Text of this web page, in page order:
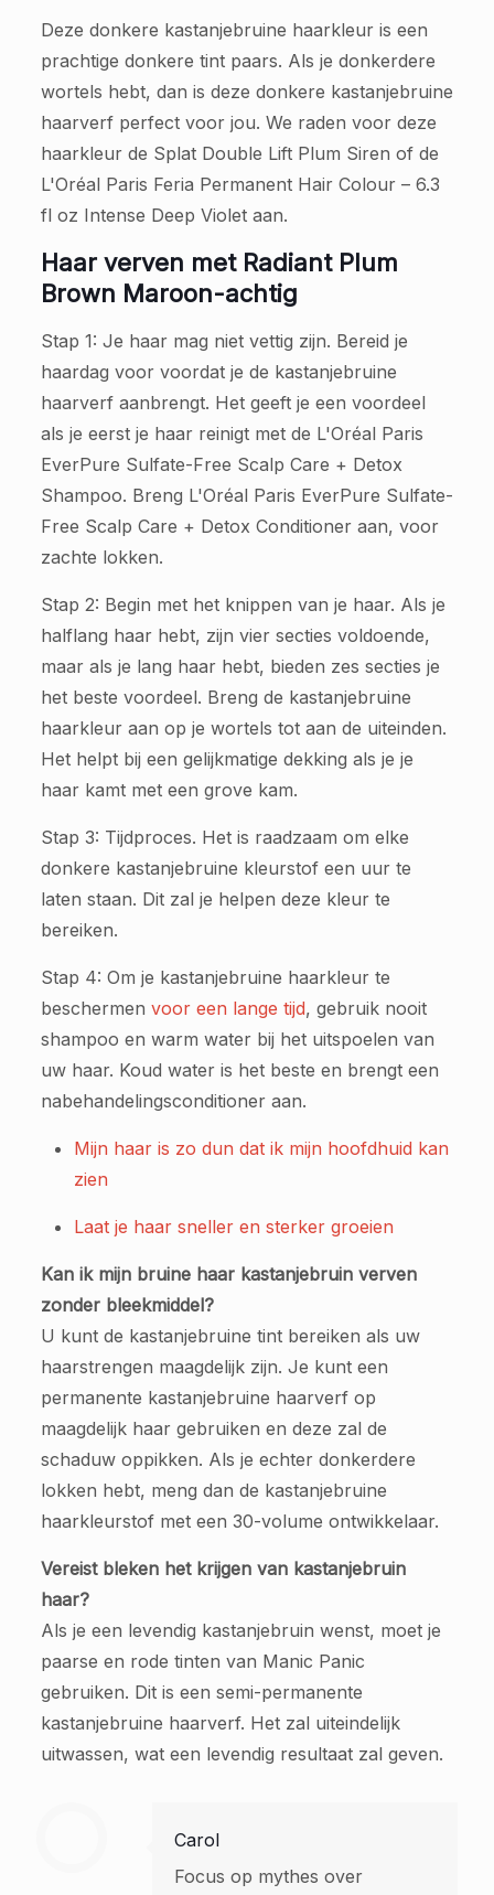
Deze donkere kastanjebruine haarkleur is een
prachtige donkere tint paars. Als je donkerdere
wortels hebt, dan is deze donkere kastanjebruine
haarverf perfect voor jou. We raden voor deze
haarkleur de Splat Double Lift Plum Siren of de
L'Oréal Paris Feria Permanent Hair Colour – 6.3
fl oz Intense Deep Violet aan.
Haar verven met Radiant Plum
Brown Maroon-achtig
Stap 1: Je haar mag niet vettig zijn. Bereid je
haardag voor voordat je de kastanjebruine
haarverf aanbrengt. Het geeft je een voordeel
als je eerst je haar reinigt met de L'Oréal Paris
EverPure Sulfate-Free Scalp Care + Detox
Shampoo. Breng L'Oréal Paris EverPure Sulfate-
Free Scalp Care + Detox Conditioner aan, voor
zachte lokken.
Stap 2: Begin met het knippen van je haar. Als je
halflang haar hebt, zijn vier secties voldoende,
maar als je lang haar hebt, bieden zes secties je
het beste voordeel. Breng de kastanjebruine
haarkleur aan op je wortels tot aan de uiteinden.
Het helpt bij een gelijkmatige dekking als je je
haar kamt met een grove kam.
Stap 3: Tijdproces. Het is raadzaam om elke
donkere kastanjebruine kleurstof een uur te
laten staan. Dit zal je helpen deze kleur te
bereiken.
Stap 4: Om je kastanjebruine haarkleur te
beschermen voor een lange tijd, gebruik nooit
shampoo en warm water bij het uitspoelen van
uw haar. Koud water is het beste en brengt een
nabehandelingsconditioner aan.
Mijn haar is zo dun dat ik mijn hoofdhuid kan
zien
Laat je haar sneller en sterker groeien
Kan ik mijn bruine haar kastanjebruin verven
zonder bleekmiddel?
U kunt de kastanjebruine tint bereiken als uw
haarstrengen maagdelijk zijn. Je kunt een
permanente kastanjebruine haarverf op
maagdelijk haar gebruiken en deze zal de
schaduw oppikken. Als je echter donkerdere
lokken hebt, meng dan de kastanjebruine
haarkleurstof met een 30-volume ontwikkelaar.
Vereist bleken het krijgen van kastanjebruin
haar?
Als je een levendig kastanjebruin wenst, moet je
paarse en rode tinten van Manic Panic
gebruiken. Dit is een semi-permanente
kastanjebruine haarverf. Het zal uiteindelijk
uitwassen, wat een levendig resultaat zal geven.
Carol
Focus op mythes over